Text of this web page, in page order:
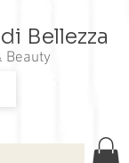
Bellezza
Beauty